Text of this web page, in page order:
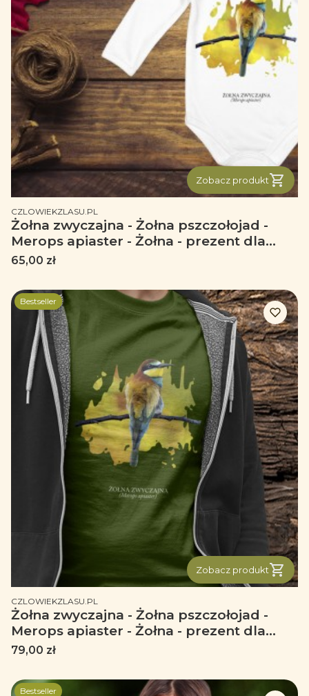
Zobacz produkt
PRODUCENT
CZLOWIEKZLASU.PL
Żołna zwyczajna - Żołna pszczołojad -
Merops apiaster - Żołna - prezent dla
ornitologa – Prezent dla przyrodnika -
Cena
65,00 zł
Bestseller
Zobacz produkt
PRODUCENT
CZLOWIEKZLASU.PL
Żołna zwyczajna - Żołna pszczołojad -
Merops apiaster - Żołna - prezent dla
ornitologa – Prezent dla przyrodnika -
Cena
79,00 zł
Bestseller